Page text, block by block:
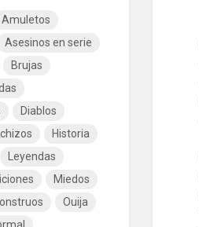
Amuletos
Asesinos en serie
Brujas
Diablos
Historia
Leyendas
Miedos
Ouija